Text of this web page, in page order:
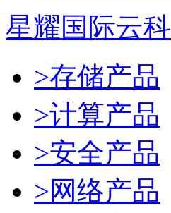
星耀国际云科
>存储产品
>计算产品
>安全产品
>网络产品